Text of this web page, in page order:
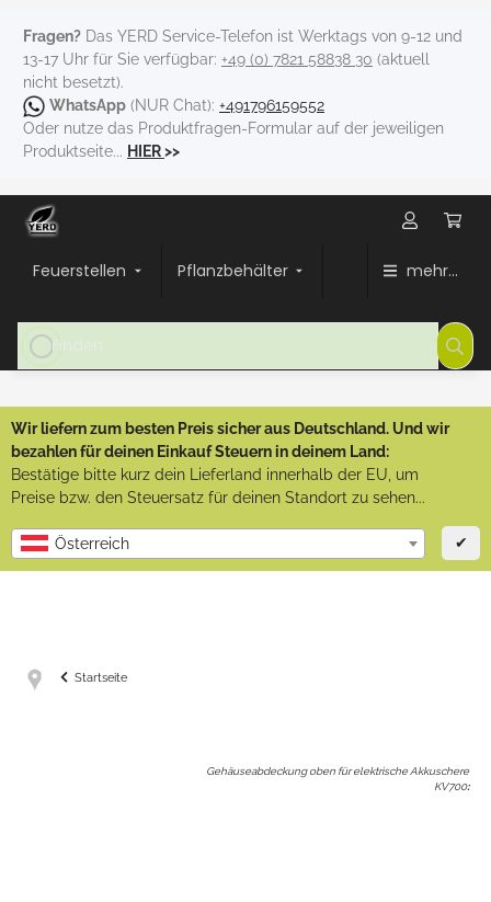
Fragen? Das YERD Service-Telefon ist Werktags von 9-12 und
13-17 Uhr für Sie verfügbar: +49 (0) 7821 58838 30 (aktuell
nicht besetzt).
WhatsApp (NUR Chat): +491796159552
Oder nutze das Produktfragen-Formular auf der jeweiligen
Produktseite... HIER>>
Feuerstellen Pflanzbehälter mehr...
Wir liefern zum besten Preis sicher aus Deutschland. Und wir
bezahlen für deinen Einkauf Steuern in deinem Land:
Bestätige bitte kurz dein Lieferland innerhalb der EU, um
Preise bzw. den Steuersatz für deinen Standort zu sehen...
Österreich ✔
Startseite
Gehäuseabdeckung oben für elektrische Akkuschere
KV700: